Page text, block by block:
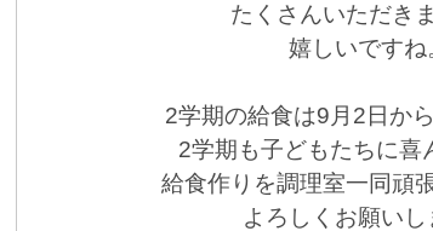
たくさんいただき
嬉しいですね
2学期の給食は9月2日か
2学期も子どもたちに喜
給食作りを調理室一同頑
よろしくお願いし